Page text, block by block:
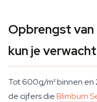
Opbrengst
kun je
Tot 600g/m² binnen
de cijfers dieBlimburn